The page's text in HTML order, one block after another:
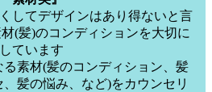
してデザインはあり得ないと言
(髪)のコンディションを大切に
しています
素材(髪のコンディション、髪
髪の悩み、など)をカウンセリ